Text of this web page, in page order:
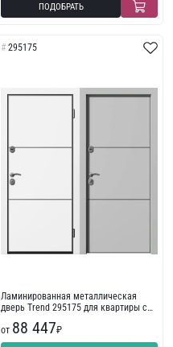
ПОДОБРАТЬ
295175
Ламинированная металлическая
дверь Trend 295175 для квартиры с
от 88 447₽